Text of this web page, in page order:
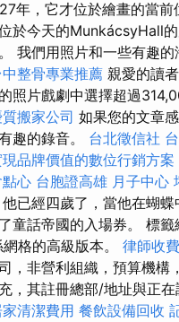
年，它才位於繪畫的當前
於今天的MunkácsyHall
我們用照片和一些有趣
中整骨專業推薦 親愛的讀
照片戲劇中選擇超過
搬家公司 如果您的文章
趣的錄音。 台北徵信社
品牌價值的數位行銷方案
心 台胞證高雄 月子中心
他已經四歲了，當他在蝴
童話帝國的入場券。 標籤
格的高級版本。 律師收費
，非營利組織，預算機構
，其註冊總部/地址與正
家清潔費用 餐飲設備回收